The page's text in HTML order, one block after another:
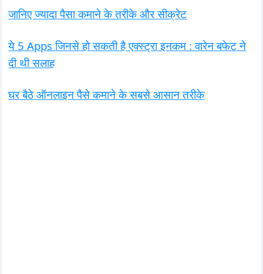
जानिए ज्यादा पैसा कमाने के तरीके और सीक्रेट
ये 5 Apps जिनसे हो सकती है एक्स्ट्रा इनकम : वारेन बफेट ने
दी थी सलाह
घर बैठे ऑनलाइन पैसे कमाने के सबसे आसान तरीके